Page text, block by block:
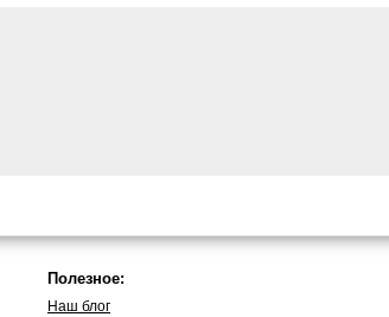
Полезное:
Наш блог